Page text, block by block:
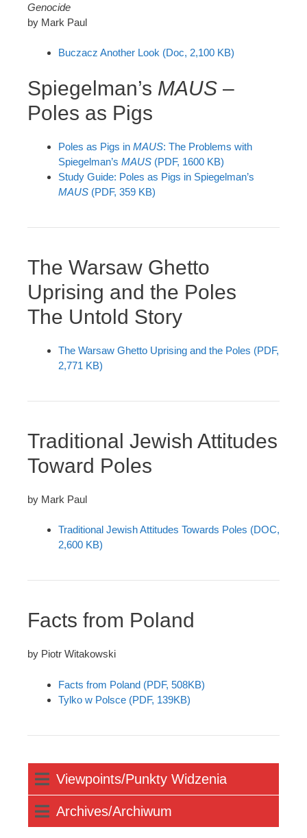
Genocide
by Mark Paul
Buczacz Another Look (Doc, 2,100 KB)
Spiegelman’s MAUS –
Poles as Pigs
Poles as Pigs in MAUS: The Problems with
Spiegelman’s MAUS (PDF, 1600 KB)
Study Guide: Poles as Pigs in Spiegelman’s
MAUS (PDF, 359 KB)
The Warsaw Ghetto
Uprising and the Poles
The Untold Story
The Warsaw Ghetto Uprising and the Poles (PDF,
2,771 KB)
Traditional Jewish Attitudes
Toward Poles
by Mark Paul
Traditional Jewish Attitudes Towards Poles (DOC,
2,600 KB)
Facts from Poland
by Piotr Witakowski
Facts from Poland (PDF, 508KB)
Tylko w Polsce (PDF, 139KB)
Viewpoints/Punkty Widzenia
Archives/Archiwum